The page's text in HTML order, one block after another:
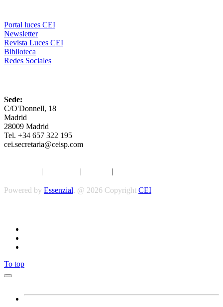
Portal luces CEI
Newsletter
Revista Luces CEI
Biblioteca
Redes Sociales
Sede:
C/O'Donnell, 18
Madrid
28009 Madrid
Tel. +34 657 322 195
cei.secretaria@ceisp.com
| | |
Powered by Essenzial. @ 2026 Copyright CEI
To top